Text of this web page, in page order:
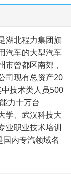
湖北程力集团旗
汽车的大型汽车
市曾都区南郊，
司现有总资产20
技术类人员500
力十万台
学、武汉科技大
业职业技术培训
内专汽领域名